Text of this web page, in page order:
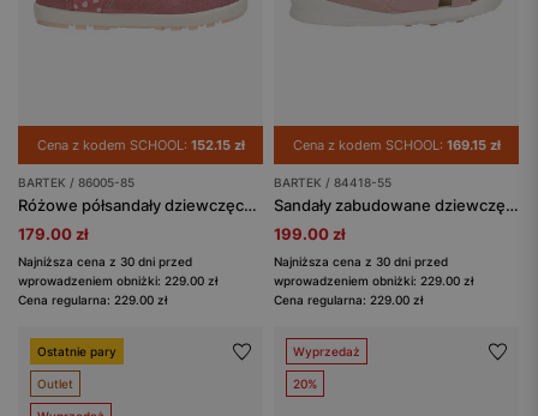
Cena z kodem SCHOOL: 152.15 zł
BARTEK / 86005-85
Różowe półsandały dziewczęce z błyszczącymi serduszkami BARTEK 86005-85
179.00 zł
Najniższa cena z 30 dni przed
wprowadzeniem obniżki: 229.00 zł
Cena regularna: 229.00 zł
Cena z kodem SCHOOL: 169.15 zł
BARTEK / 84418-55
Sandały zabudowane dziewczęce z dwoiny foliowanej z aplikacją w kwiatki BARTEK 84418-55
199.00 zł
Najniższa cena z 30 dni przed
wprowadzeniem obniżki: 229.00 zł
Cena regularna: 229.00 zł
Ostatnie pary
Outlet
Wyprzedaż
20%